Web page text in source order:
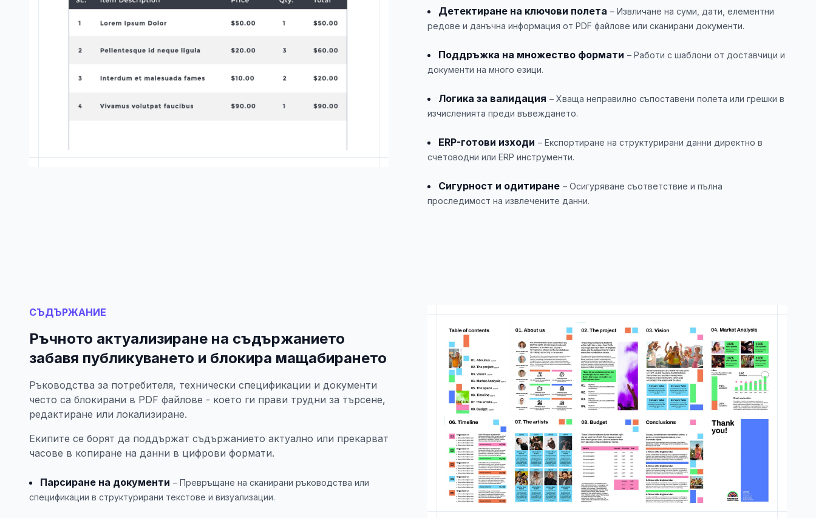
Детектиране на ключови полета – Извличане на суми, дати, елементни
редове и данъчна информация от PDF файлове или сканирани документи.
Поддръжка на множество формати – Работи с шаблони от доставчици и
документи на много езици.
Логика за валидация – Хваща неправилно съпоставени полета или грешки в
изчисленията преди въвеждането.
ERP-готови изходи – Експортиране на структурирани данни директно в
счетоводни или ERP инструменти.
Сигурност и одитиране – Осигуряване съответствие и пълна
проследимост на извлечените данни.
СЪДЪРЖАНИЕ
Ръчното актуализиране на съдържанието
забавя публикуването и блокира мащабирането
Ръководства за потребителя, технически спецификации и документи
често са блокирани в PDF файлове - което ги прави трудни за търсене,
редактиране или локализиране.
Екипите се борят да поддържат съдържанието актуално или прекарват
часове в копиране на данни в цифрови формати.
Парсиране на документи – Превръщане на сканирани ръководства или
спецификации в структурирани текстове и визуализации.